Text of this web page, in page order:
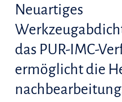
Neuartiges
das PUR-IMC-
ermöglicht die